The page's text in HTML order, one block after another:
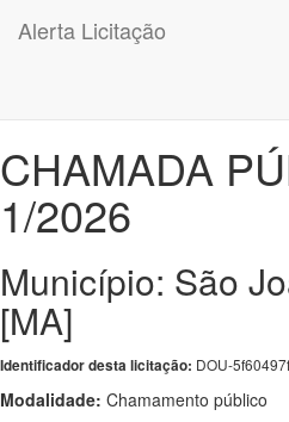
Alerta Licitação
CHAMADA
1/2026
Município: São
[MA]
Identificador desta licitação: DOU-
Modalidade: Chamamento público